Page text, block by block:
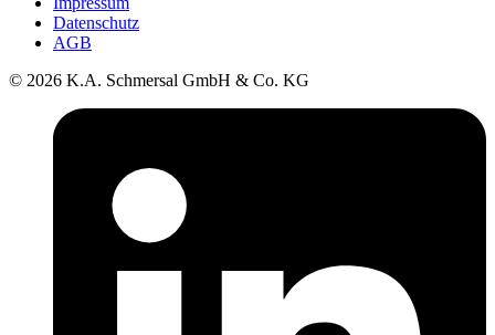
Datenschutz
AGB
© 2026 K.A. Schmersal GmbH & Co. KG